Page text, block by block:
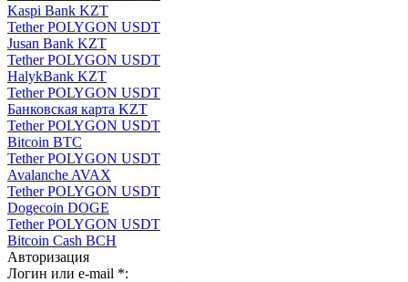
Kaspi Bank KZT
Tether POLYGON USDT
Jusan Bank KZT
Tether POLYGON USDT
HalykBank KZT
Tether POLYGON USDT
Банковская карта KZT
Tether POLYGON USDT
Bitcoin BTC
Tether POLYGON USDT
Avalanche AVAX
Tether POLYGON USDT
Dogecoin DOGE
Tether POLYGON USDT
Bitcoin Cash BCH
Авторизация
Логин или e-mail *: